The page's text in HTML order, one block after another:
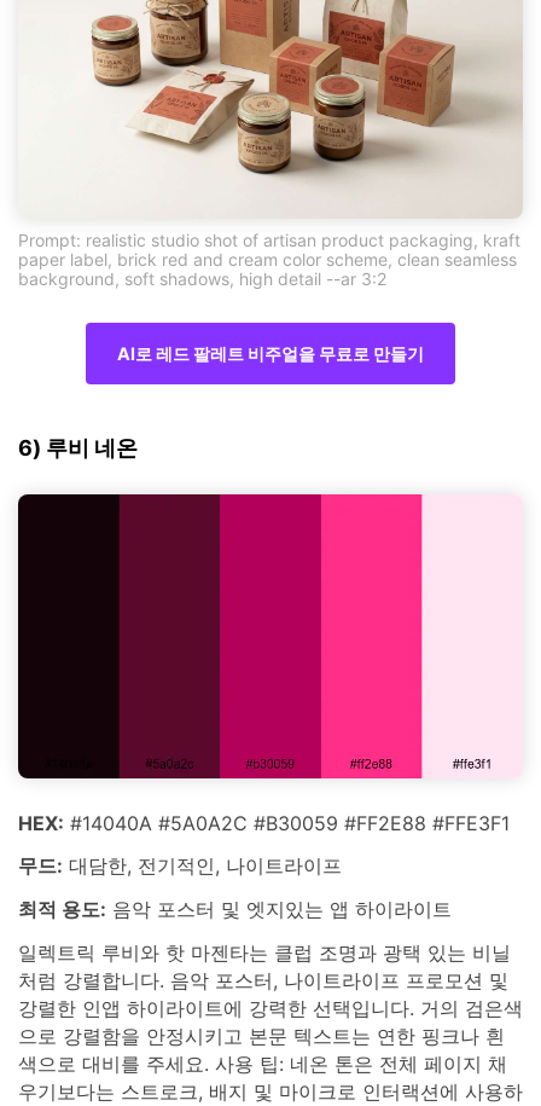
Prompt: realistic studio shot of artisan product packaging, kraft
paper label, brick red and cream color scheme, clean seamless
background, soft shadows, high detail --ar 3:2
AI로 레드 팔레트 비주얼을 무료로 만들기
6) 루비 네온
HEX: #14040A #5A0A2C #B30059 #FF2E88 #FFE3F1
무드: 대담한, 전기적인, 나이트라이프
최적 용도: 음악 포스터 및 엣지있는 앱 하이라이트
일렉트릭 루비와 핫 마젠타는 클럽 조명과 광택 있는 비닐
처럼 강렬합니다. 음악 포스터, 나이트라이프 프로모션 및
강렬한 인앱 하이라이트에 강력한 선택입니다. 거의 검은색
으로 강렬함을 안정시키고 본문 텍스트는 연한 핑크나 흰
색으로 대비를 주세요. 사용 팁: 네온 톤은 전체 페이지 채
우기보다는 스트로크, 배지 및 마이크로 인터랙션에 사용하